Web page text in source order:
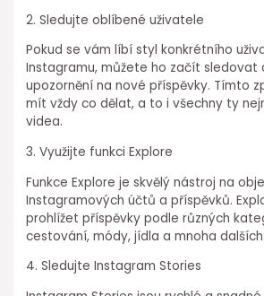
2. Sledujte oblíbené uživatele
Pokud se vám líbí styl konkrétního
Instagramu, můžete ho začít sledovat
upozornění na nové příspěvky. Tímto
mít vždy co dělat, a to i všechny ty
videa.
3. Využijte funkci Explore
Funkce Explore je skvělý nástroj na
Instagramových účtů a příspěvků.
prohlížet příspěvky podle různých
cestování, módy, jídla a mnoha dalších.
4. Sledujte Instagram Stories